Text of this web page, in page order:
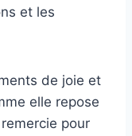
et les
de joie et
elle repose
pour